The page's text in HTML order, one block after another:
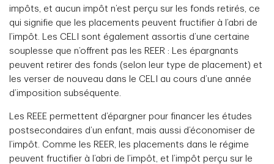
impôts, et aucun impôt n’est perçu sur les fonds retirés, ce
qui signifie que les placements peuvent fructifier à l’abri de
l’impôt. Les CELI sont également assortis d’une certaine
souplesse que n’offrent pas les REER : Les épargnants
peuvent retirer des fonds (selon leur type de placement) et
les verser de nouveau dans le CELI au cours d’une année
d’imposition subséquente.
Les REEE permettent d’épargner pour financer les études
postsecondaires d’un enfant, mais aussi d’économiser de
l’impôt. Comme les REER, les placements dans le régime
peuvent fructifier à l’abri de l’impôt, et l’impôt perçu sur le